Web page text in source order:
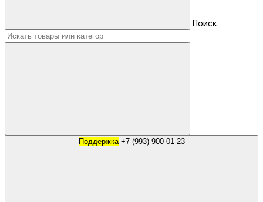
Поиск
Поддержка +7 (993) 900-01-23